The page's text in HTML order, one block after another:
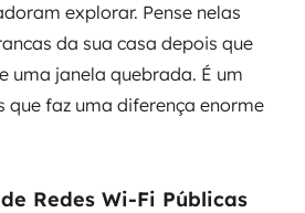
explorar. Pense nelas
da sua casa depois que
uma janela quebrada. É um
que faz uma diferença enorme
Redes Wi-Fi Públicas